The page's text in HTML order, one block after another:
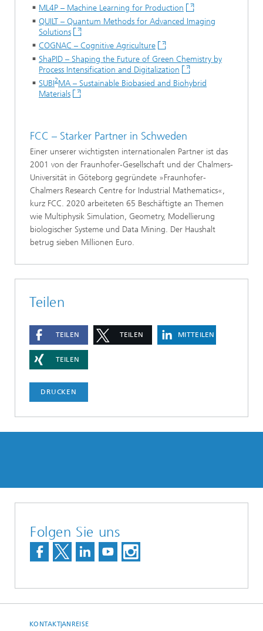
ML4P – Machine Learning for Production
QUILT – Quantum Methods for Advanced Imaging
Solutions
COGNAC – Cognitive Agriculture
ShaPID – Shaping the Future of Green Chemistry by
Process Intensification and Digitalization
SUBI2MA – Sustainable Biobasied and Biohybrid
Materials
FCC – Starker Partner in Schweden
Einer unserer wichtigsten internationalen Partner ist das
2001 von der Fraunhofer-Gesellschaft und der Chalmers-
Universität in Göteborg gegründete »Fraunhofer-
Chalmers Research Centre for Industrial Mathematics«,
kurz FCC. 2020 arbeiteten 65 Beschäftigte an Themen
wie Multiphysik Simulation, Geometry, Modellierung
biologischer Systeme und Data Mining. Der Haushalt
betrug sieben Millionen Euro.
Teilen
TEILEN TEILEN MITTEILEN
TEILEN
DRUCKEN
Folgen Sie uns
KONTAKT|ANREISE